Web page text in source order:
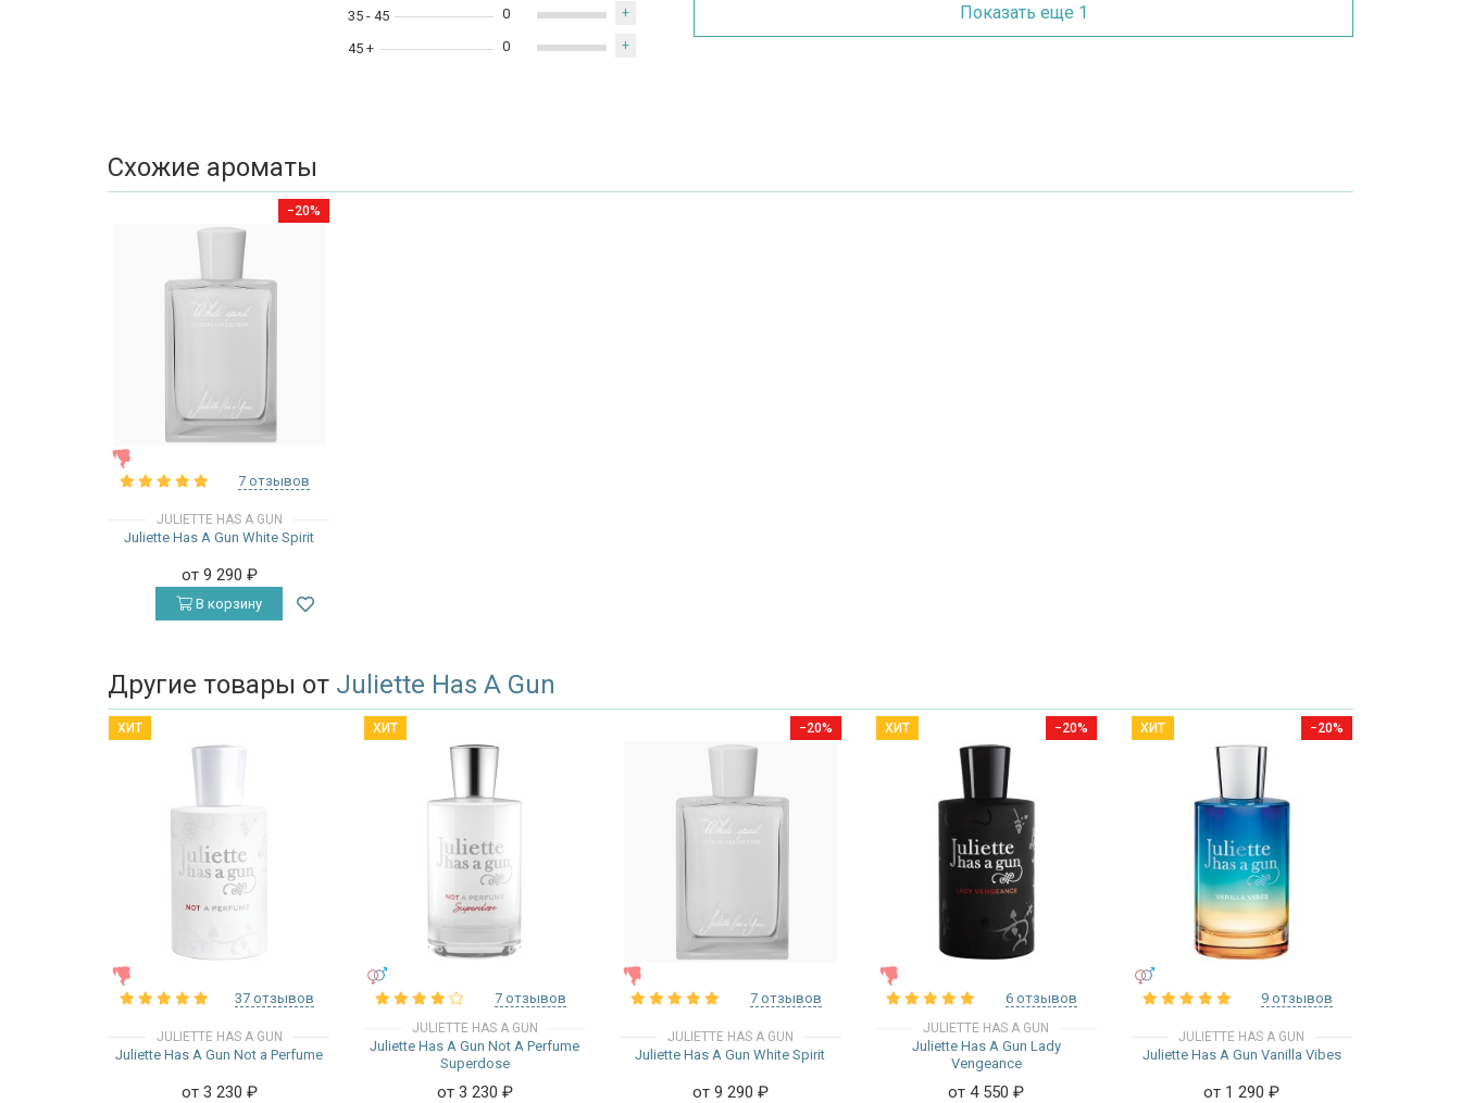
35 - 45
45 +
0 +
0 +
Показать еще 1
Схожие ароматы
−20%
7 отзывов
JULIETTE HAS A GUN
Juliette Has A Gun White Spirit
от 9 290 ₽
В корзину
Другие товары от Juliette Has A Gun
ХИТ
37 отзывов
JULIETTE HAS A GUN
Juliette Has A Gun Not a Perfume
от 3 230 ₽
ХИТ
7 отзывов
JULIETTE HAS A GUN
Juliette Has A Gun Not A Perfume
Superdose
от 3 230 ₽
−20%
7 отзывов
JULIETTE HAS A GUN
Juliette Has A Gun White Spirit
от 9 290 ₽
−20%
ХИТ
6 отзывов
JULIETTE HAS A GUN
Juliette Has A Gun Lady
Vengeance
от 4 550₽
−20%
ХИТ
9 отзывов
JULIETTE HAS A GUN
Juliette Has A Gun Vanilla Vibes
от 1 290₽